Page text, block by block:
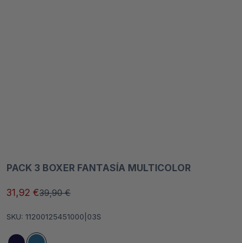
PACK 3 BOXER FANTASÍA MULTICOLOR
Precio de oferta
31,92 €Precio normal
39,90 €
SKU: 11200125451000|03S